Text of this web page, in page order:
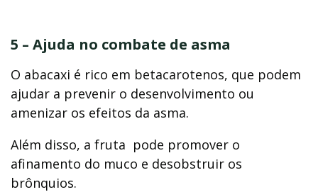
5 – Ajuda no combate de asma
O abacaxi é rico em betacarotenos, que podem
ajudar a prevenir o desenvolvimento ou
amenizar os efeitos da asma.
Além disso, a fruta pode promover o
afinamento do muco e desobstruir os
brônquios.